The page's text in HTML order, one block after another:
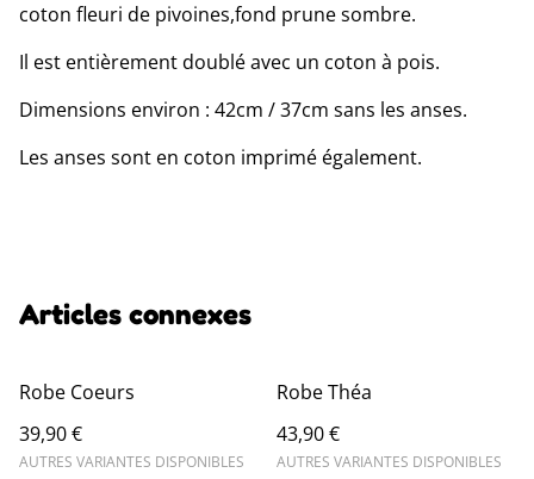
coton fleuri de pivoines,fond prune sombre.
Il est entièrement doublé avec un coton à pois.
Dimensions environ : 42cm / 37cm sans les anses.
Les anses sont en coton imprimé également.
Articles connexes
Robe Coeurs
39,90 €
AUTRES VARIANTES DISPONIBLES
Robe Théa
43,90 €
AUTRES VARIANTES DISPONIBLES